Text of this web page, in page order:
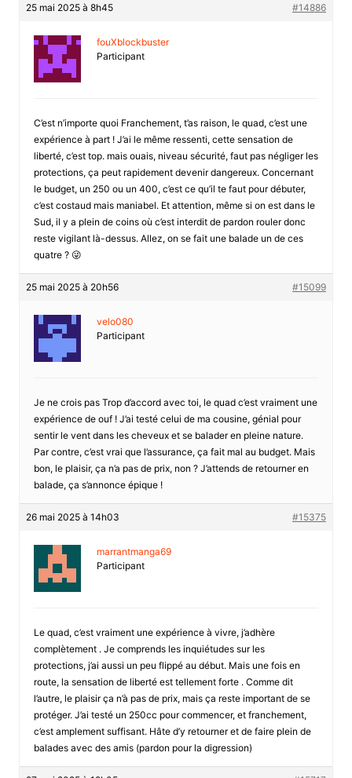
25 mai 2025 à 8h45 #14886
fouXblockbuster
Participant
C’est n’importe quoi Franchement, t’as raison, le quad, c’est une
expérience à part ! J’ai le même ressenti, cette sensation de
liberté, c’est top. mais ouais, niveau sécurité, faut pas négliger les
protections, ça peut rapidement devenir dangereux. Concernant
le budget, un 250 ou un 400, c’est ce qu’il te faut pour débuter,
c’est costaud mais maniabel. Et attention, même si on est dans le
Sud, il y a plein de coins où c’est interdit de pardon rouler donc
reste vigilant là-dessus. Allez, on se fait une balade un de ces
quatre ? 😜
25 mai 2025 à 20h56 #15099
velo080
Participant
Je ne crois pas Trop d’accord avec toi, le quad c’est vraiment une
expérience de ouf ! J’ai testé celui de ma cousine, génial pour
sentir le vent dans les cheveux et se balader en pleine nature.
Par contre, c’est vrai que l’assurance, ça fait mal au budget. Mais
bon, le plaisir, ça n’a pas de prix, non ? J’attends de retourner en
balade, ça s’annonce épique !
26 mai 2025 à 14h03 #15375
marrantmanga69
Participant
Le quad, c’est vraiment une expérience à vivre, j’adhère
complètement . Je comprends les inquiétudes sur les
protections, j’ai aussi un peu flippé au début. Mais une fois en
route, la sensation de liberté est tellement forte . Comme dit
l’autre, le plaisir ça n’à pas de prix, mais ça reste important de se
protéger. J’ai testé un 250cc pour commencer, et franchement,
c’est amplement suffisant. Hâte d’y retourner et de faire plein de
balades avec des amis (pardon pour la digression)